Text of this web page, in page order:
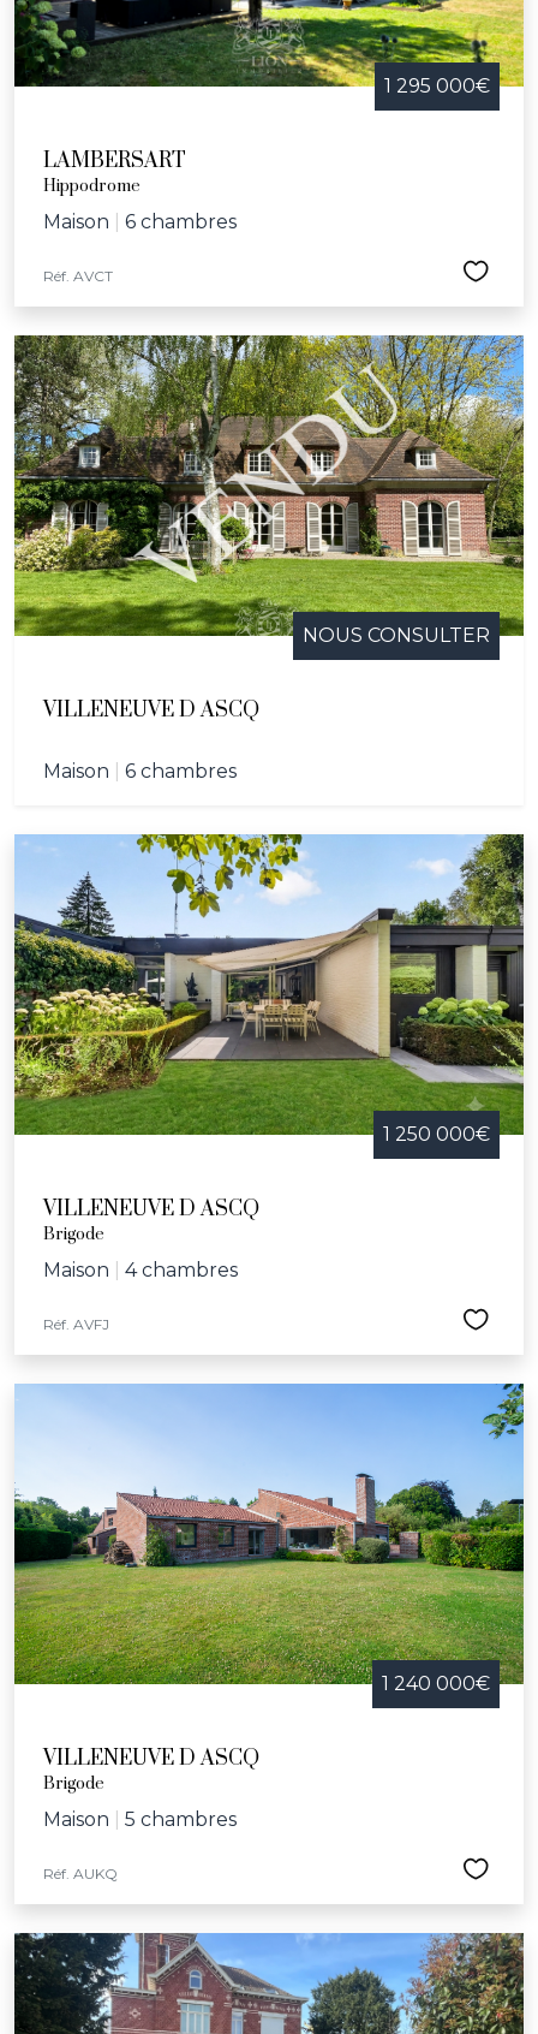
1 295 000€
LAMBERSART
Hippodrome
Maison 6 chambres
Réf. AVCT
NOUS CONSULTER
VILLENEUVE D ASCQ
Maison 6 chambres
1 250 000€
VILLENEUVE D ASCQ
Brigode
Maison 4 chambres
Réf. AVFJ
1 240 000€
VILLENEUVE D ASCQ
Brigode
Maison 5 chambres
Réf. AUKQ